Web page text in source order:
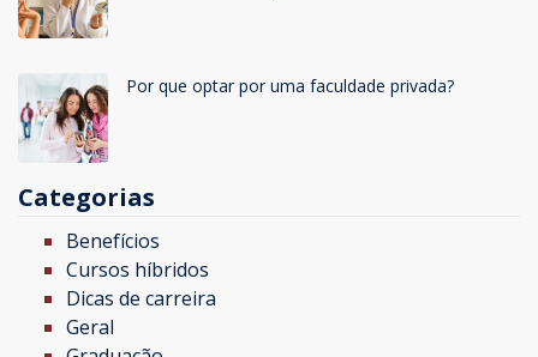
Por que optar por uma faculdade privada?
Categorias
Benefícios
Cursos híbridos
Dicas de carreira
Geral